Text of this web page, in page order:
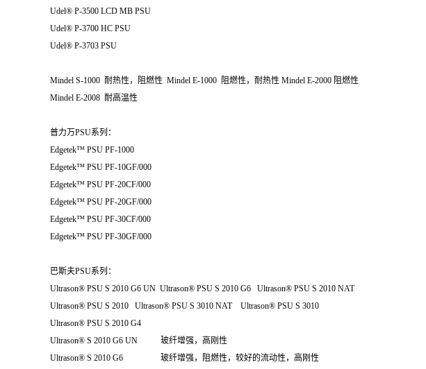
Udel® P-3500 LCD MB PSU
Udel® P-3700 HC PSU
Udel® P-3703 PSU
Mindel S-1000 耐热性，阻燃性 Mindel E-1000 阻燃性，耐热性 Mindel E-2000 阻燃性
Mindel E-2008 耐高温性
普力万PSU系列：
Edgetek™ PSU PF-1000
Edgetek™ PSU PF-10GF/000
Edgetek™ PSU PF-20CF/000
Edgetek™ PSU PF-20GF/000
Edgetek™ PSU PF-30CF/000
Edgetek™ PSU PF-30GF/000
巴斯夫PSU系列：
Ultrason® PSU S 2010 G6 UN Ultrason® PSU S 2010 G6 Ultrason® PSU S 2010 NAT
Ultrason® PSU S 2010 Ultrason® PSU S 3010 NAT Ultrason® PSU S 3010
Ultrason® PSU S 2010 G4
Ultrason® S 2010 G6 UN 玻纤增强，高刚性
Ultrason® S 2010 G6 玻纤增强，阻燃性，较好的流动性，高刚性